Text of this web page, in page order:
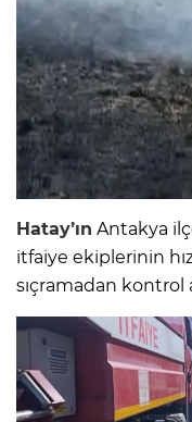
Hatay’ın Antakya
itfaiye ekiplerinin
sıçramadan kontrol